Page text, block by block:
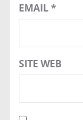
EMAIL*
SITE WEB